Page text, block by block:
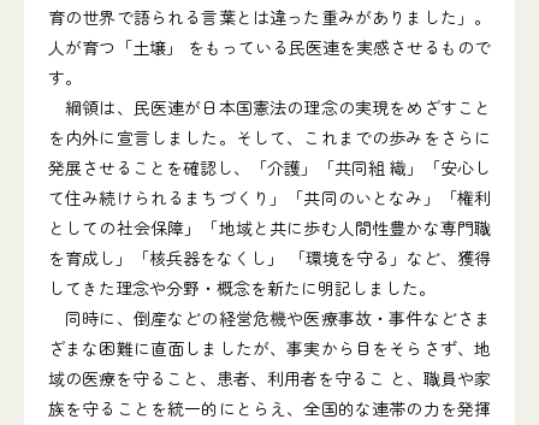
育の世界で語られる言葉とは違った重みがありました」。
人が育つ「土壌」 をもっている民医連を実感させるもので
す。
綱領は、民医連が日本国憲法の理念の実現をめざすこと
を内外に宣言しました。そして、これまでの歩みをさらに
発展させることを確認し、「介護」「共同組 織」「安心し
て住み続けられるまちづくり」「共同のいとなみ」「権利
としての社会保障」「地域と共に歩む人間性豊かな専門職
を育成し」「核兵器をなくし」 「環境を守る」など、獲得
してきた理念や分野・概念を新たに明記しました。
同時に、倒産などの経営危機や医療事故・事件などさま
ざまな困難に直面しましたが、事実から目をそらさず、地
域の医療を守ること、患者、利用者を守るこ と、職員や家
族を守ることを統一的にとらえ、全国的な連帯の力を発揮